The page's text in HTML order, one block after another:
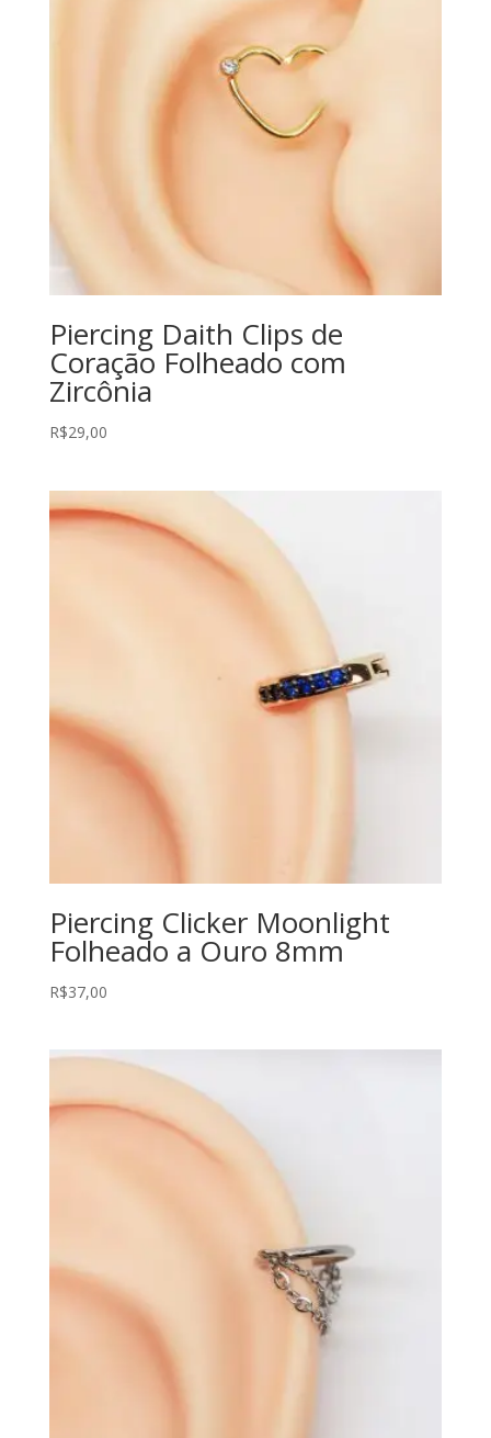
Piercing Daith Clips de
Coração Folheado com
Zircônia
R$29,00
Piercing Clicker Moonlight
Folheado a Ouro 8mm
R$37,00